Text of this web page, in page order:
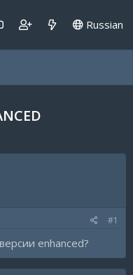
Russian
#1
enhanced?